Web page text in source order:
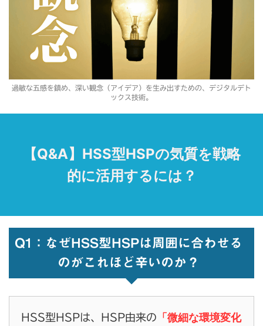
過敏な五感を鎮め、深い観念（アイデア）を生み出すための、デジタルデト
ックス技術。
【Q&A】HSS型HSPの気質を戦略
的に活用するには？
Q1：なぜHSS型HSPは周囲に合わせる
のがこれほど辛いのか？
HSS型HSPは、HSP由来の
「微細な環境変化